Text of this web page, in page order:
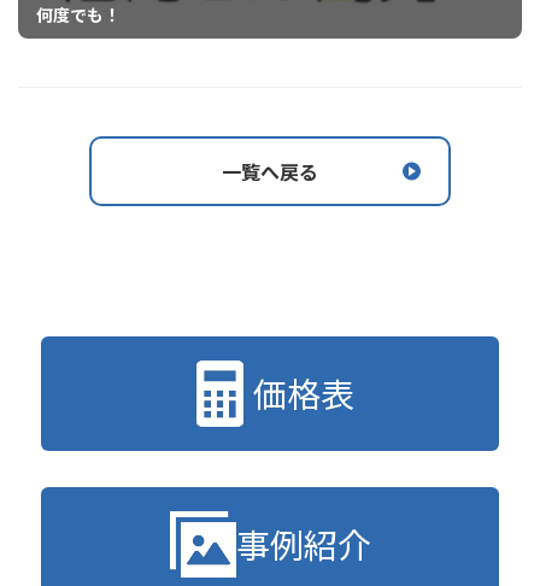
何度でも！
一覧へ戻る
価格表
事例紹介